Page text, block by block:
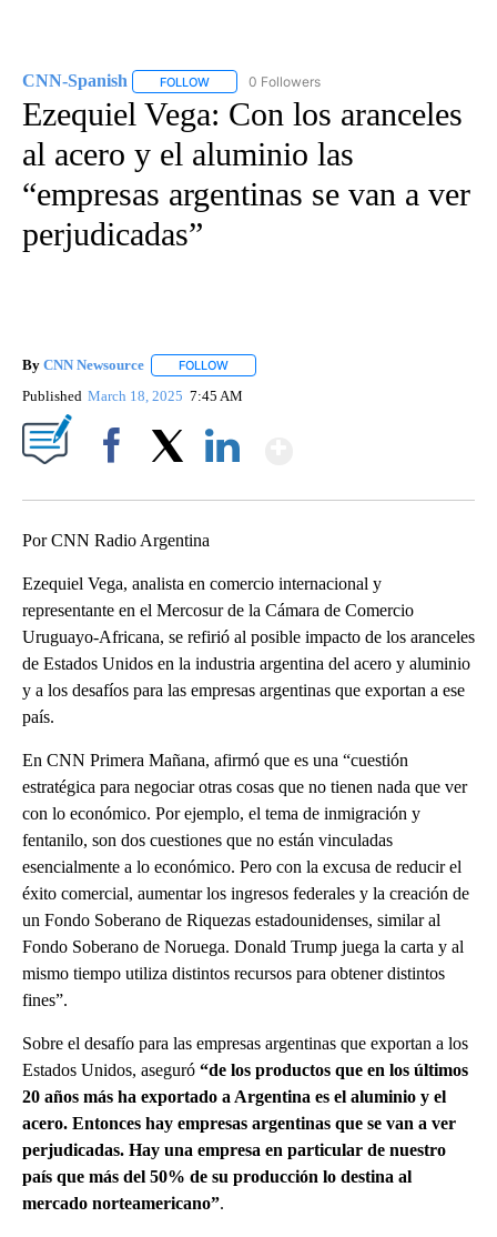
CNN-Spanish FOLLOW FOLLOW "CNN-SPANISH" TO RECEIVE
0 Followers
Ezequiel Vega: Con los aranceles
al acero y el aluminio las
“empresas argentinas se van a ver
perjudicadas”
By CNN Newsource FOLLOW
Published March 18, 2025 7:45 AM
Por CNN Radio Argentina
Ezequiel Vega, analista en comercio internacional y
representante en el Mercosur de la Cámara de Comercio
Uruguayo-Africana, se refirió al posible impacto de los aranceles
de Estados Unidos en la industria argentina del acero y aluminio
y a los desafíos para las empresas argentinas que exportan a ese
país.
En CNN Primera Mañana, afirmó que es una “cuestión
estratégica para negociar otras cosas que no tienen nada que ver
con lo económico. Por ejemplo, el tema de inmigración y
fentanilo, son dos cuestiones que no están vinculadas
esencialmente a lo económico. Pero con la excusa de reducir el
éxito comercial, aumentar los ingresos federales y la creación de
un Fondo Soberano de Riquezas estadounidenses, similar al
Fondo Soberano de Noruega. Donald Trump juega la carta y al
mismo tiempo utiliza distintos recursos para obtener distintos
fines”.
Sobre el desafío para las empresas argentinas que exportan a los
Estados Unidos, aseguró “de los productos que en los últimos
20 años más ha exportado a Argentina es el aluminio y el
acero. Entonces hay empresas argentinas que se van a ver
perjudicadas. Hay una empresa en particular de nuestro
país que más del 50% de su producción lo destina al
mercado norteamericano”.